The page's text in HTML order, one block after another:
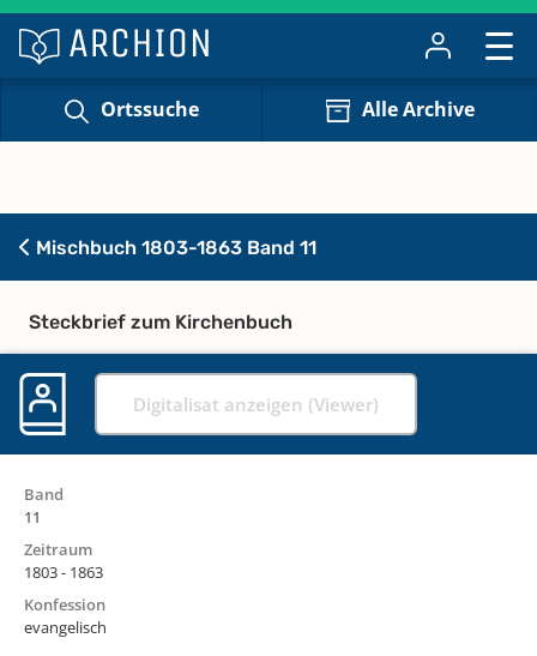
Ortssuche Alle Archive
Mischbuch 1803-1863 Band 11
Steckbrief zum Kirchenbuch
Digitalisat anzeigen (Viewer)
Band
11
Zeitraum
1803 - 1863
Konfession
evangelisch